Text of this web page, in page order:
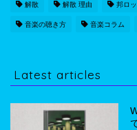
解散 解散 理由 邦ロッ
音楽の聴き方 音楽コラム
Latest articles